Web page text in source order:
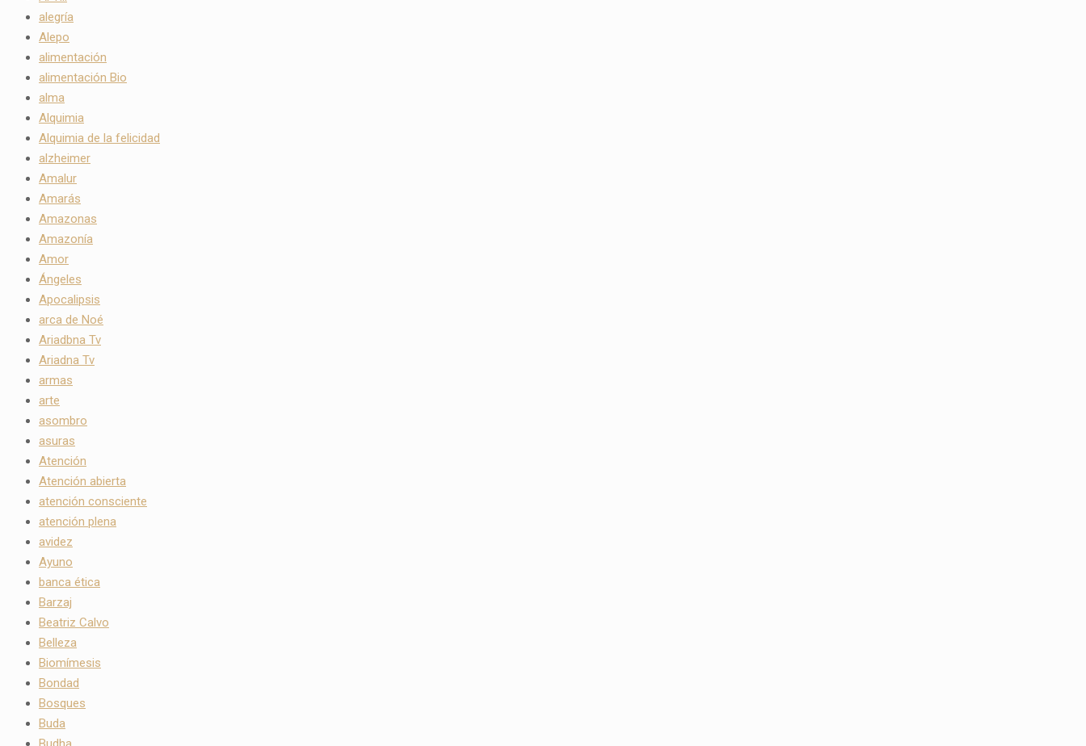
alegría
Alepo
alimentación
alimentación Bio
alma
Alquimia
Alquimia de la felicidad
alzheimer
Amalur
Amarás
Amazonas
Amazonía
Amor
Ángeles
Apocalipsis
arca de Noé
Ariadbna Tv
Ariadna Tv
armas
arte
asombro
asuras
Atención
Atención abierta
atención consciente
atención plena
avidez
Ayuno
banca ética
Barzaj
Beatriz Calvo
Belleza
Biomímesis
Bondad
Bosques
Buda